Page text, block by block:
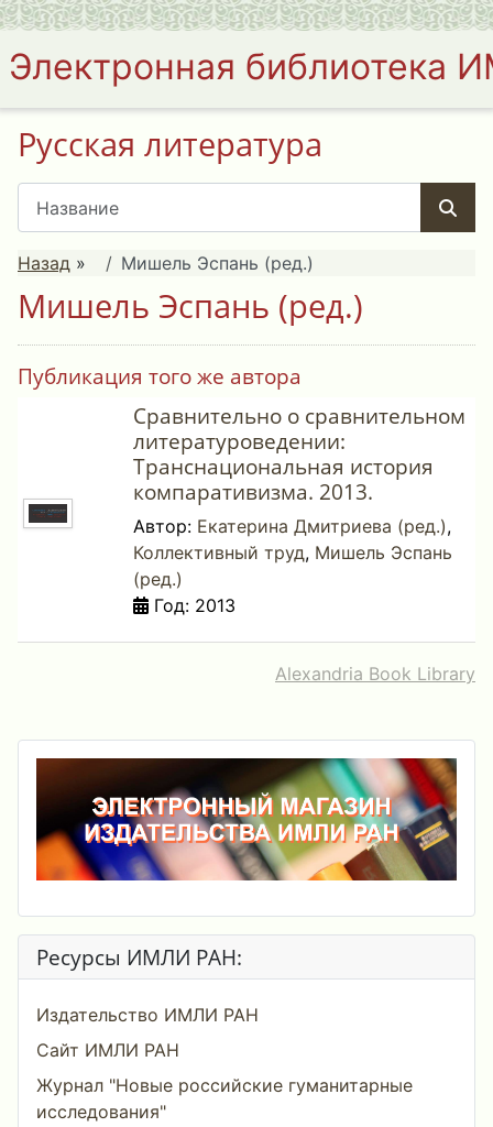
Электронная библиотека
Русская литература
Назад » Мишель Эспань (ред.)
Мишель Эспань (ред.)
Публикация того же автора
Сравнительно о сравнительном
литературоведении:
Транснациональная история
компаративизма. 2013.
Автор: Екатерина Дмитриева (ред.),
Коллективный труд, Мишель Эспань
(ред.)
Год: 2013
Alexandria Book Library
Ресурсы ИМЛИ РАН:
Издательство ИМЛИ РАН
Сайт ИМЛИ РАН
Журнал "Новые российские гуманитарные
исследования"